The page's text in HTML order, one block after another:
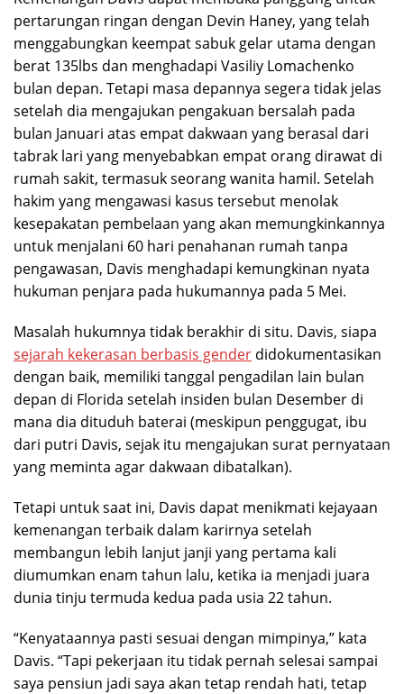
pertarungan ringan dengan Devin Haney, yang telah
menggabungkan keempat sabuk gelar utama dengan
berat 135lbs dan menghadapi Vasiliy Lomachenko
bulan depan. Tetapi masa depannya segera tidak jelas
setelah dia mengajukan pengakuan bersalah pada
bulan Januari atas empat dakwaan yang berasal dari
tabrak lari yang menyebabkan empat orang dirawat di
rumah sakit, termasuk seorang wanita hamil. Setelah
hakim yang mengawasi kasus tersebut menolak
kesepakatan pembelaan yang akan memungkinkannya
untuk menjalani 60 hari penahanan rumah tanpa
pengawasan, Davis menghadapi kemungkinan nyata
hukuman penjara pada hukumannya pada 5 Mei.
Masalah hukumnya tidak berakhir di situ. Davis, siapa
sejarah kekerasan berbasis gender didokumentasikan
dengan baik, memiliki tanggal pengadilan lain bulan
depan di Florida setelah insiden bulan Desember di
mana dia dituduh baterai (meskipun penggugat, ibu
dari putri Davis, sejak itu mengajukan surat pernyataan
yang meminta agar dakwaan dibatalkan).
Tetapi untuk saat ini, Davis dapat menikmati kejayaan
kemenangan terbaik dalam karirnya setelah
membangun lebih lanjut janji yang pertama kali
diumumkan enam tahun lalu, ketika ia menjadi juara
dunia tinju termuda kedua pada usia 22 tahun.
“Kenyataannya pasti sesuai dengan mimpinya,” kata
Davis. “Tapi pekerjaan itu tidak pernah selesai sampai
saya pensiun jadi saya akan tetap rendah hati, tetap